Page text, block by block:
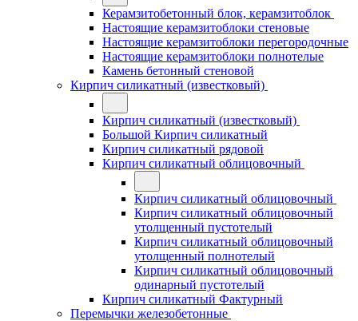
Керамзитобетонный блок, керамзитоблок
Настоящие керамзитоблоки стеновые
Настоящие керамзитоблоки перегородочные
Настоящие керамзитоблоки полнотелые
Камень бетонный стеновой
Кирпич силикатный (известковый)
Кирпич силикатный (известковый)
Большой Кирпич силикатный
Кирпич силикатный рядовой
Кирпич силикатный облицовочный
Кирпич силикатный облицовочный
Кирпич силикатный облицовочный
утолщенный пустотелый
Кирпич силикатный облицовочный
утолщенный полнотелый
Кирпич силикатный облицовочный
одинарный пустотелый
Кирпич силикатный Фактурный
Перемычки железобетонные